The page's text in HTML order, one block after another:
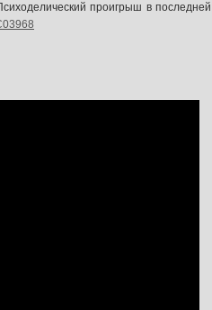
проигрыш в последней